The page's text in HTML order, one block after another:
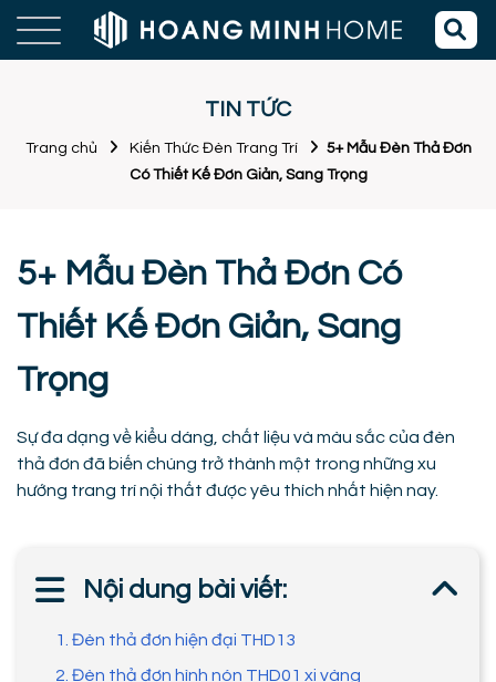
TIN TỨC
Trang chủ Kiến Thức Đèn Trang Trí
5+ Mẫu Đèn Thả Đơn
Có Thiết Kế Đơn Giản, Sang Trọng
5+ Mẫu Đèn Thả Đơn Có
Thiết Kế Đơn Giản, Sang
Trọng
Sự đa dạng về kiểu dáng, chất liệu và màu sắc của đèn
thả đơn đã biến chúng trở thành một trong những xu
hướng trang trí nội thất được yêu thích nhất hiện nay.
Nội dung bài viết:
1. Đèn thả đơn hiện đại THD13
2. Đèn thả đơn hình nón THD01 xi vàng